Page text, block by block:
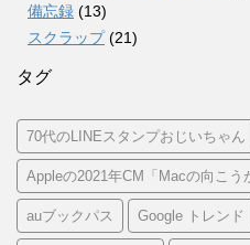
備忘録 (13)
スクラップ(21)
タグ
70代のLINEスタンプおじいちゃん
Appleの2021年CM「Macの向こ
auブックパス Google トレンド